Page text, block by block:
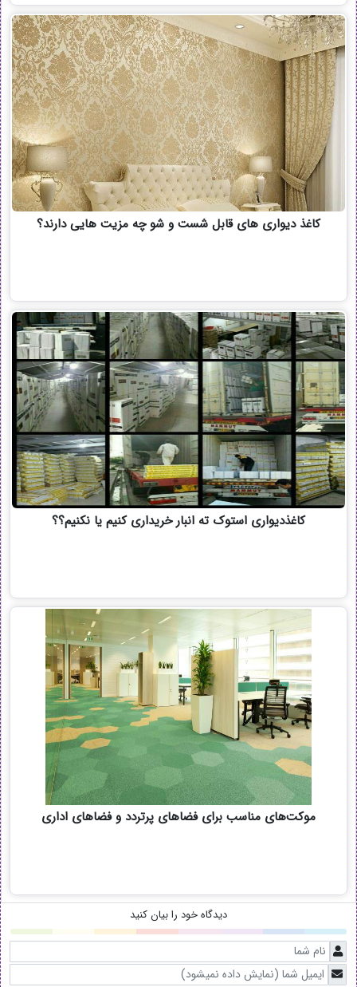
کاغذ دیواری های قابل شست و شو چه مزیت هایی دارند؟
کاغذدیواری استوک ته انبار خریداری کنیم یا نکنیم؟؟
موکت‌های مناسب برای فضاهای پرتردد و فضاهای اداری
دیدگاه خود را بیان کنید